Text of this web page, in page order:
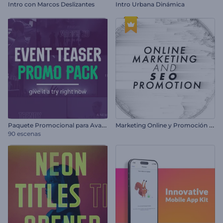
Intro con Marcos Deslizantes Intro Urbana Dinámica
P
aquete Promocional para Avances de Eventos
90 escenas
M
arketing Online y Promoción SEO